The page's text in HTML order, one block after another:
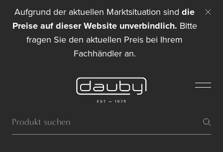
Aufgrund der aktuellen Marktsituation sind die
Preise auf dieser Website unverbindlich. Bitte
fragen Sie den aktuellen Preis bei Ihrem
Fachhändler an.